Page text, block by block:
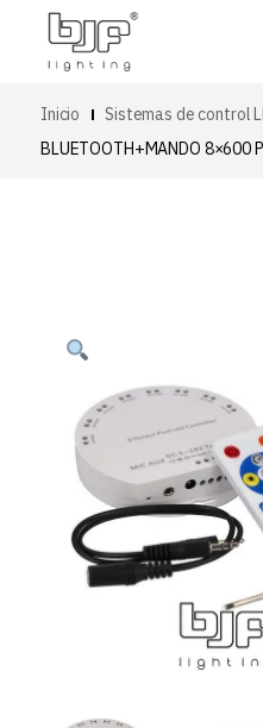
Inicio Sistemas de control
BLUETOOTH+MANDO 8×600